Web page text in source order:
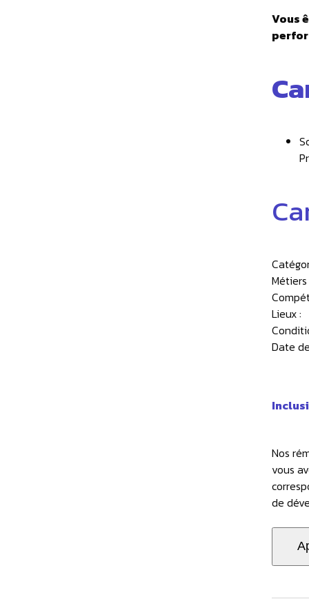
Vous
Métiers
Lieux :
Date
Nos
vous
de